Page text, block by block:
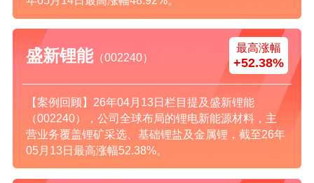
盛新锂能（002240）
最高涨幅
+52.38%
【案例回顾】26年04月13日栏目提及盛新锂能
（002240），公司全球布局的锂电新能源材料，主
营业务覆盖锂矿采选、基础锂盐及金属锂，截至26年
05月13日最高涨幅52.38%。